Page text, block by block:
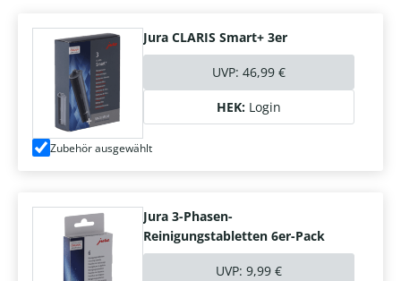
Jura CLARIS Smart+ 3er
UVP: 46,99 €
HEK: Login
Zubehör ausgewählt
Jura 3-Phasen-
Reinigungstabletten 6er-Pack
UVP: 9,99 €